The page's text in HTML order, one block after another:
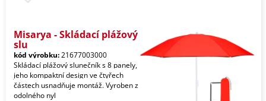
Misarya - Skládací plážový
slu
kód výrobku:21677003000
Skládací plážový slunečník s 8 panely,
jeho kompaktní design ve čtyřech
částech usnadňuje montáž. Vyroben z
odolného nyl